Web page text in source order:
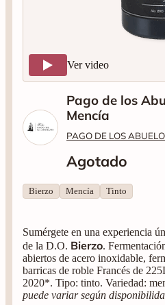
Ver video
Pago de los
Mencía
PAGO DE LOS
Agotado
Bierzo Mencía Tinto
Sumérgete en una experiencia
de la D.O. Bierzo.
abiertos de acero inoxidable,
barricas de roble Francés de
2020*. Tipo: tinto. Variedad:
puede variar según